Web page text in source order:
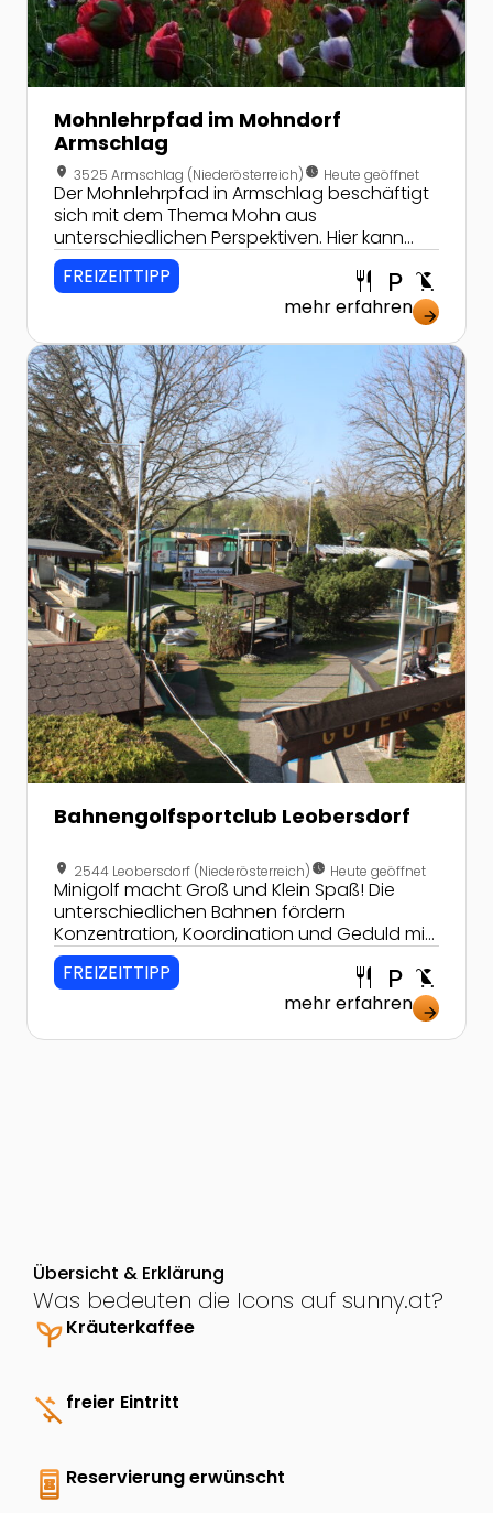
Mohnlehrpfad im Mohndorf
Armschlag
location_on 3525 Armschlag (Niederösterreich)nest_clock_farsight_analog Heute geöffnet
Der Mohnlehrpfad in Armschlag beschäftigt
sich mit dem Thema Mohn aus
unterschiedlichen Perspektiven. Hier kann
man Mohnwissen erwerben und
Mohnprodukte kaufen!
FREIZEITTIPP restaurant local_parking child_friendly
mehr erfahren arrow_forward
Zur Detailseite von Bahnengolfsportclub Leobersdorf
Bahnengolfsportclub Leobersdorf
location_on 2544 Leobersdorf (Niederösterreich)nest_clock_farsight_analog Heute geöffnet
Minigolf macht Groß und Klein Spaß! Die
unterschiedlichen Bahnen fördern
Konzentration, Koordination und Geduld mit
dem eigenen Können! In Leobersdorf sind
Lizenzspieler und Amateure gleichermaßen
FREIZEITTIPP restaurant local_parking child_friendly
mehr erfahren arrow_forward
Übersicht & Erklärung
Was bedeuten die Icons auf sunny.at?
psychiatryKräuterkaffee
money_off freier Eintritt
book_online Reservierung erwünscht